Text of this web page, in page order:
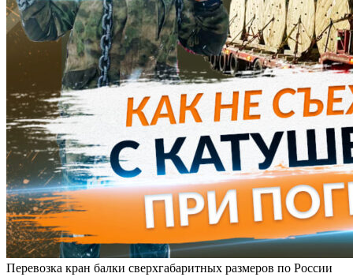
Перевозка кран балки сверхгабаритных размеров по России